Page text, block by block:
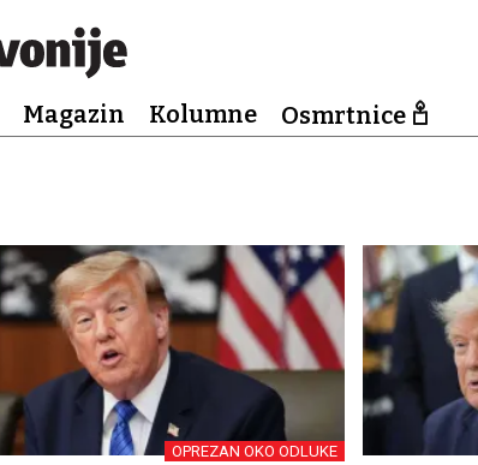
Magazin Kolumne Osmrtnice
OPREZAN OKO ODLUKE